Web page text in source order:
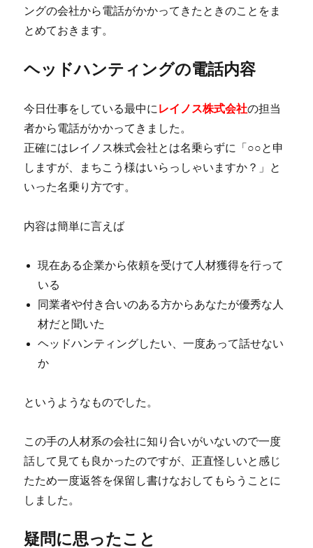
ングの会社から電話がかかってきたときのことをま
とめておきます。
ヘッドハンティングの電話内容
今日仕事をしている最中に レイノス株式会社の担当
者から電話がかかってきました。
正確にはレイノス株式会社とは名乗らずに「○○と申
しますが、まちこう様はいらっしゃいますか？」と
いった名乗り方です。
内容は簡単に言えば
現在ある企業から依頼を受けて人材獲得を行って
いる
同業者や付き合いのある方からあなたが優秀な人
材だと聞いた
ヘッドハンティングしたい、一度あって話せない
か
というようなものでした。
この手の人材系の会社に知り合いがいないので一度
話して見ても良かったのですが、正直怪しいと感じ
たため一度返答を保留し書けなおしてもらうことに
しました。
疑問に思ったこと